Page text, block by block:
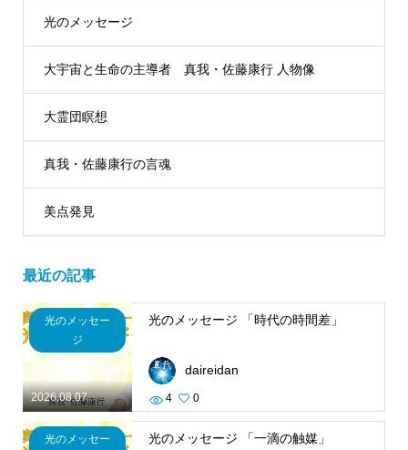
光のメッセージ
大宇宙と生命の主導者 真我・佐藤康行 人物像
大霊団瞑想
真我・佐藤康行の言魂
美点発見
最近の記事
2026.08.07
光のメッセー
ジ
光のメッセージ 「時代の時間差」
daireidan
4 0
光のメッセー
光のメッセージ 「一滴の触媒」